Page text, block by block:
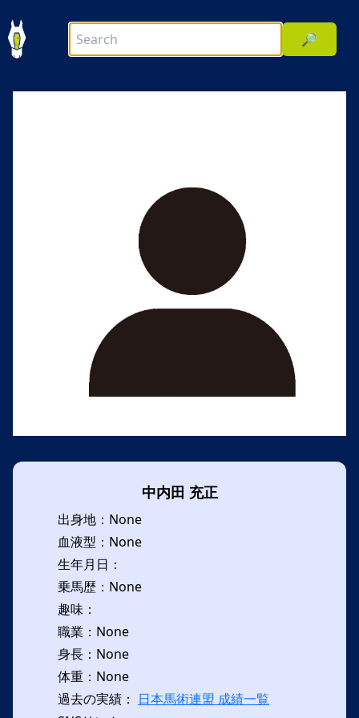
🔎
中内田 充正
出身地：None
血液型：None
生年月日：
乗馬歴：None
趣味：
職業：None
身長：None
体重：None
過去の実績： 日本馬術連盟 成績一覧